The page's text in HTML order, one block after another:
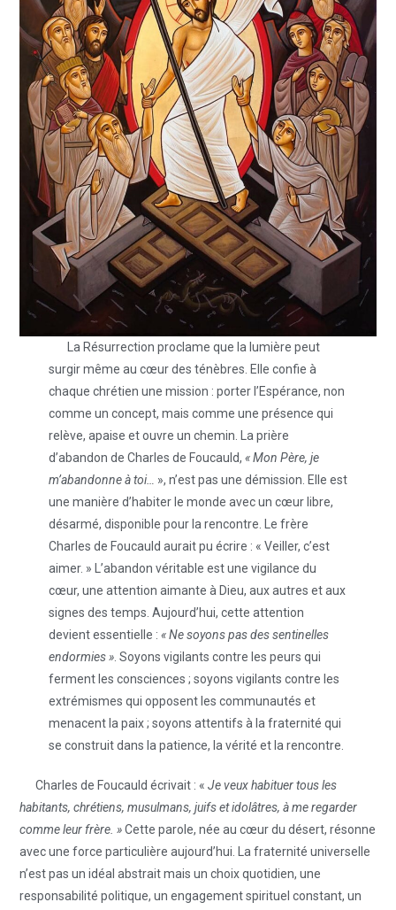
La Résurrection proclame que la lumière peut
surgir même au cœur des ténèbres. Elle confie à
chaque chrétien une mission : porter l’Espérance, non
comme un concept, mais comme une présence qui
relève, apaise et ouvre un chemin. La prière
d’abandon de Charles de Foucauld, « Mon Père, je
m’abandonne à toi… », n’est pas une démission. Elle est
une manière d’habiter le monde avec un cœur libre,
désarmé, disponible pour la rencontre. Le frère
Charles de Foucauld aurait pu écrire : « Veiller, c’est
aimer. » L’abandon véritable est une vigilance du
cœur, une attention aimante à Dieu, aux autres et aux
signes des temps. Aujourd’hui, cette attention
devient essentielle : « Ne soyons pas des sentinelles
endormies ». Soyons vigilants contre les peurs qui
ferment les consciences ; soyons vigilants contre les
extrémismes qui opposent les communautés et
menacent la paix ; soyons attentifs à la fraternité qui
se construit dans la patience, la vérité et la rencontre.
Charles de Foucauld écrivait : «Je veux habituer tous les
habitants, chrétiens, musulmans, juifs et idolâtres, à me regarder
comme leur frère. »Cette parole, née au cœur du désert, résonne
avec une force particulière aujourd’hui. La fraternité universelle
n’est pas un idéal abstrait mais un choix quotidien, une
responsabilité politique, un engagement spirituel constant, un